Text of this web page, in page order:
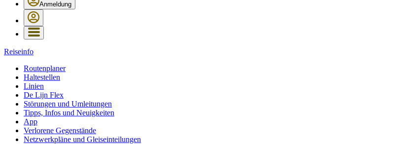
Anmeldung
Reiseinfo
Routenplaner
Haltestellen
Linien
De Lijn Flex
Störungen und Umleitungen
Tipps, Infos und Neuigkeiten
App
Verlorene Gegenstände
Netzwerkpläne und Gleiseinteilungen